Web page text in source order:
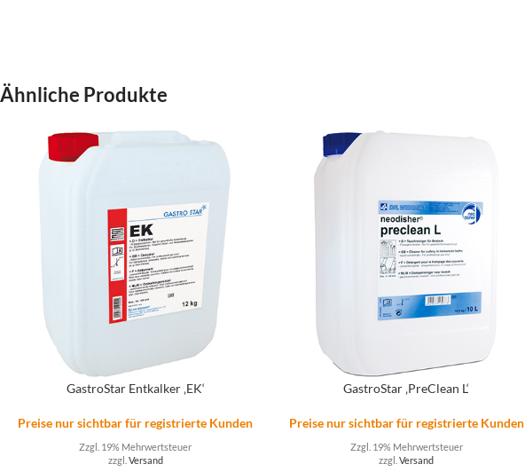
Ähnliche Produkte
GastroStar Entkalker ‚EK‘
Preise nur sichtbar für registrierte Kunden
Zzgl. 19% Mehrwertsteuer
zzgl. Versand
GastroStar ‚PreClean L‘
Preise nur sichtbar für registrierte Kunden
Zzgl. 19% Mehrwertsteuer
zzgl.Versand